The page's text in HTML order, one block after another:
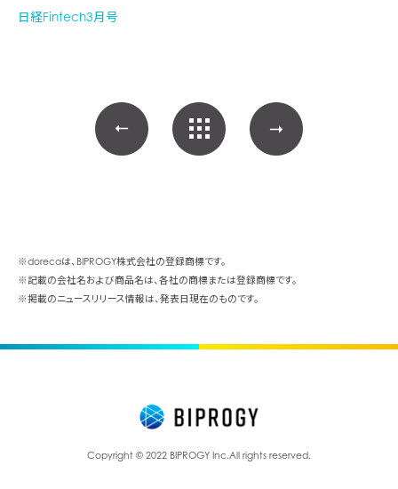
日経Fintech3月号
※dorecaは、BIPROGY株式会社の登録商標です。
※記載の会社名および商品名は、各社の商標または登録商標です。
※掲載のニュースリリース情報は、発表日現在のものです。
Copyright © 2022 BIPROGY Inc.All rights reserved.